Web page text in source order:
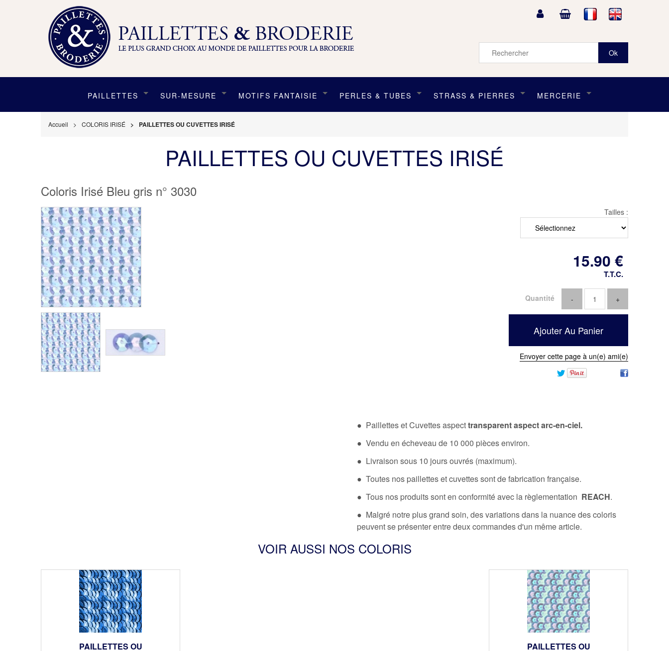
PAILLETTES SUR-MESURE MOTIFS FANTAISIE PERLES & TUBES STRASS & PIERRES MERCERIE
Accueil COLORIS IRISÉ PAILLETTES OU CUVETTES IRISÉ
PAILLETTES OU CUVETTES IRISÉ
Coloris Irisé Bleu gris n° 3030
Tailles :
15.90 €
T.T.C.
Quantité
Envoyer cette page à un(e) ami(e)
● Paillettes et Cuvettes aspecttransparent aspect arc-en-ciel.
● Vendu en écheveau de 10 000 pièces environ.
● Livraison sous 10 jours ouvrés (maximum).
● Toutes nos paillettes et cuvettes sont de fabrication française.
● Tous nos produits sont en conformité avec la règlementation REACH.
● Malgré notre plus grand soin, des variations dans la nuance des coloris
peuvent se présenter entre deux commandes d'un même article.
VOIR AUSSI NOS COLORIS
PAILLETTES OU PAILLETTES OU